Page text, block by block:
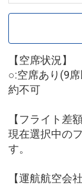
【空席状況】
○:空席あり(9
約不可
【フライト差
現在選択中の
す。
【運航航空会社